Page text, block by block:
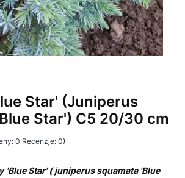
Star' (Juniperus
Star') C5 20/30 cm
0 Recenzje: 0)
'Blue Star' ( juniperus squamata 'Blue